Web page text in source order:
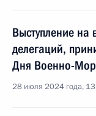
Выступление на
делегаций,
Дня Военно-
28 июля 2024 года,